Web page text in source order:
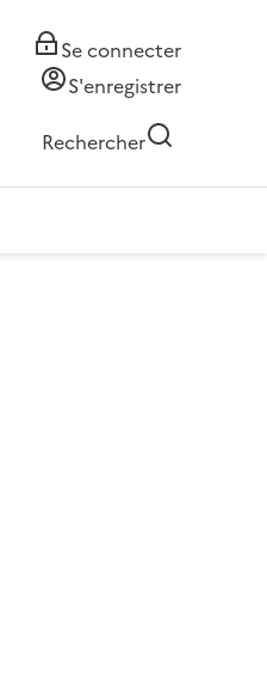
Se connecter
S'enregistrer
Rechercher